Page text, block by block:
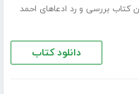
کتاب بررسی و رد ادعاهای احمد
دانلود کتاب